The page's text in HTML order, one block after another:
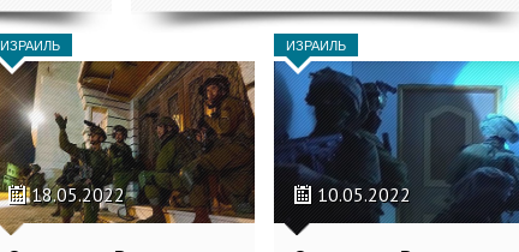
ИЗРАИЛЬ
18.05.2022
ИЗРАИЛЬ
10.05.2022